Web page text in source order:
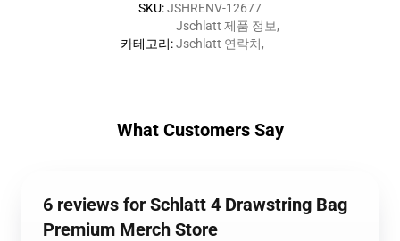
SKU:JSHRENV-12677
카테고리:
Jschlatt 제품 정보,
Jschlatt 연락처,
What Customers Say
6 reviews for Schlatt 4 Drawstring Bag
Premium Merch Store